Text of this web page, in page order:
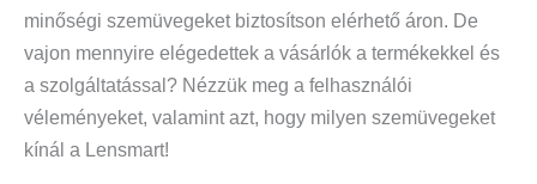
minőségi szemüvegeket biztosítson elérhető áron. De
vajon mennyire elégedettek a vásárlók a termékekkel és
a szolgáltatással? Nézzük meg a felhasználói
véleményeket, valamint azt, hogy milyen szemüvegeket
kínál a Lensmart!